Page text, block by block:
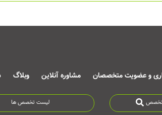
و عضویت متخصصان مشاوره آنلاین وبلاگ
لیست تخصص ها